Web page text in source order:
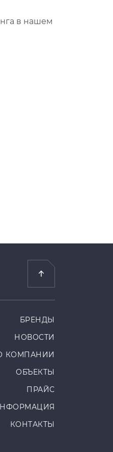
в нашем
БРЕНДЫ
НОВОСТИ
КОМПАНИИ
ОБЪЕКТЫ
ПРАЙС
КОНТАКТЫ